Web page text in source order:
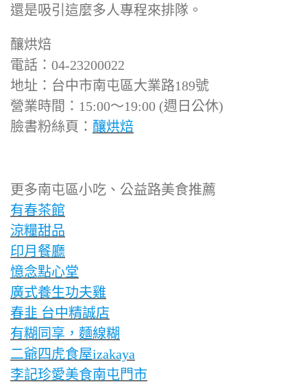
還是吸引這麼多人專程來排隊。
釀烘焙
電話：04-23200022
地址：台中市南屯區大業路189號
營業時間：15:00～19:00 (週日公休)
臉書粉絲頁： 釀烘焙
更多南屯區小吃、公益路美食推薦
有春茶館
涼糧甜品
印月餐廳
憶念點心堂
廣式養生功夫雞
春韭 台中精誠店
有糊同享，麵線糊
二爺四虎食屋izakaya
李記珍愛美食南屯門市